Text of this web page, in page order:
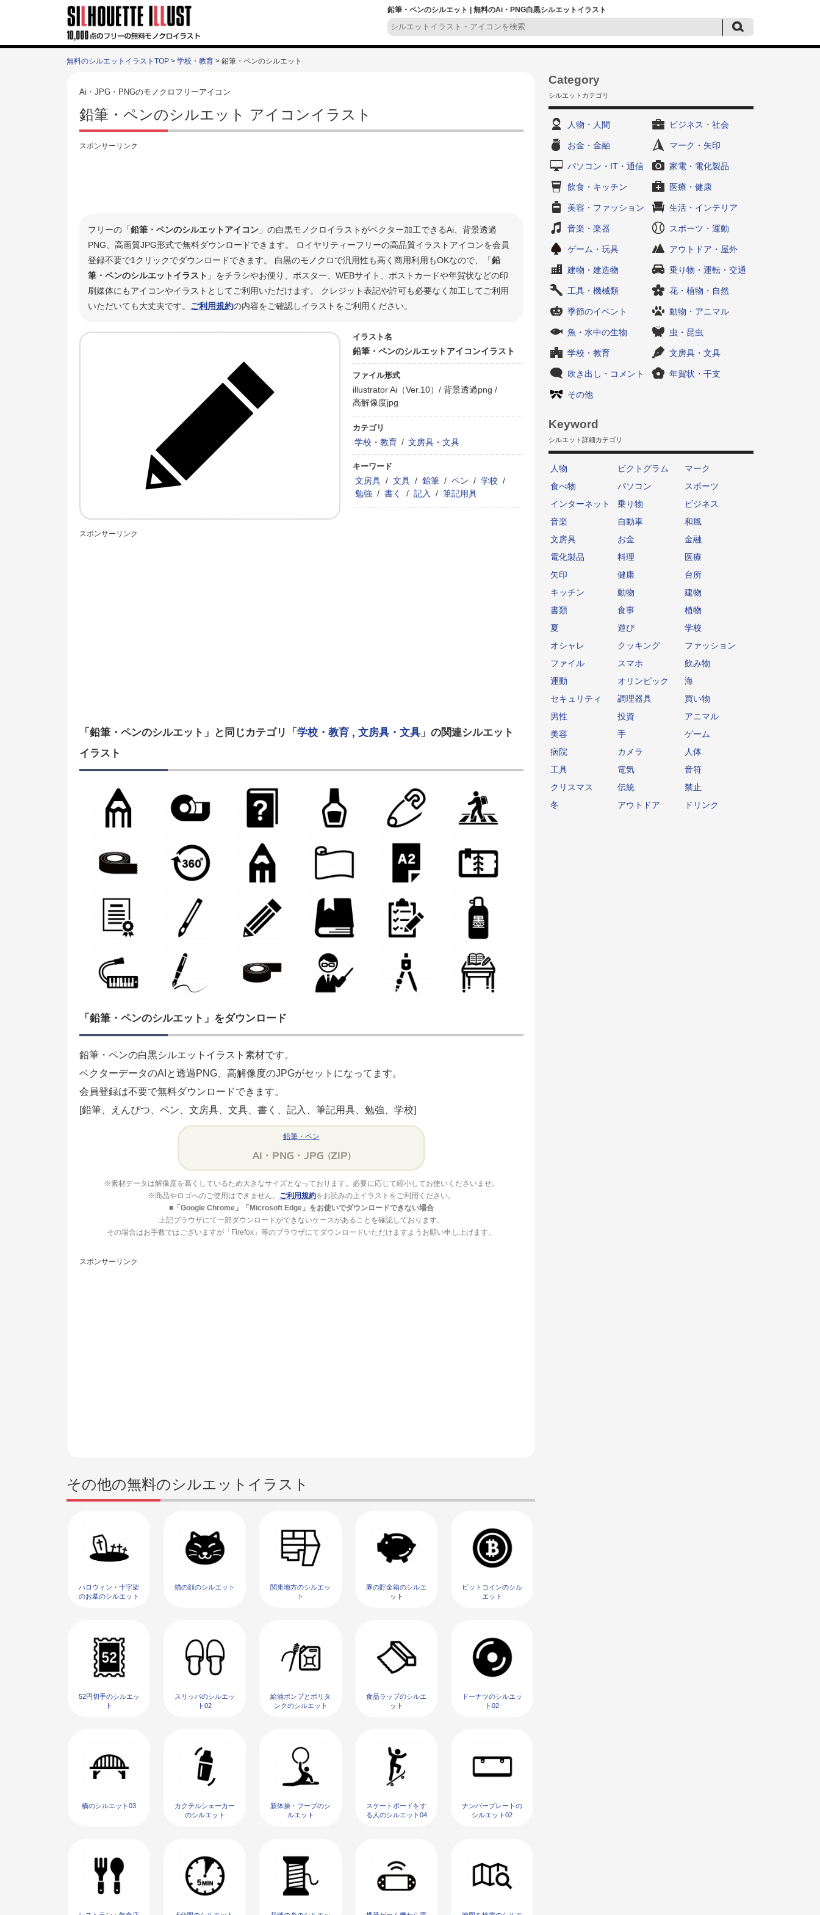
鉛筆・ペンのシルエット | 無料のAi・PNG白黒シルエットイラスト
無料のシルエットイラストTOP > 学校・教育 > 鉛筆・ペンのシルエット
Ai・JPG・PNGのモノクロフリーアイコン
鉛筆・ペンのシルエット アイコンイラスト
スポンサーリンク
フリーの「鉛筆・ペンのシルエットアイコン」の白黒モノクロイラストがベクター加工できるAi、背景透過
PNG、高画質JPG形式で無料ダウンロードできます。 ロイヤリティーフリーの高品質イラストアイコンを会員
登録不要で1クリックでダウンロードできます。 白黒のモノクロで汎用性も高く商用利用もOKなので、「鉛
筆・ペンのシルエットイラスト 」をチラシやお便り、ポスター、WEBサイト、ポストカードや年賀状などの印
刷媒体にもアイコンやイラストとしてご利用いただけます。 クレジット表記や許可も必要なく加工してご利用
いただいても大丈夫です。 ご利用規約の内容をご確認しイラストをご利用ください。
イラスト名
鉛筆・ペンのシルエットアイコンイラスト
ファイル形式
illustrator Ai（Ver.10）/ 背景透過png /
高解像度jpg
カテゴリ
学校・教育 / 文房具・文具
キーワード
文房具 / 文具 / 鉛筆 / ペン / 学校 /
勉強 / 書く / 記入 / 筆記用具
スポンサーリンク
「鉛筆・ペンのシルエット」と同じカテゴリ「 学校・教育, 文房具・文具」の関連シルエット
イラスト
「鉛筆・ペンのシルエット」をダウンロード
鉛筆・ペンの白黒シルエットイラスト素材です。
ベクターデータのAIと透過PNG、高解像度のJPGがセットになってます。
会員登録は不要で無料ダウンロードできます。
[鉛筆、えんぴつ、ペン、文房具、文具、書く、記入、筆記用具、勉強、学校]
鉛筆・ペン
※素材データは解像度を高くしているため大きなサイズとなっております。必要に応じて縮小してお使いくださいませ。
※商品やロゴへのご使用はできません。
ご利用規約をお読みの上イラストをご利用ください。
■「Google Chrome」「Microsoft Edge」をお使いでダウンロードできない場合
上記ブラウザにて一部ダウンロードができないケースがあることを確認しております。
その場合はお手数ではございますが「Firefox」等のブラウザにてダウンロードいただけますようお願い申し上げます。
スポンサーリンク
その他の無料のシルエットイラスト
ハロウィン・十字架
のお墓のシルエット
猫の顔のシルエット
関東地方のシルエッ
ト
豚の貯金箱のシルエ
ット
ビットコインのシル
エット
52円切手のシルエッ
ト
スリッパのシルエッ
ト02
給油ポンプとポリタ
ンクのシルエット
食品ラップのシルエ
ット
ドーナツのシルエッ
ト02
橋のシルエット03
カクテルシェーカー
のシルエット
新体操・フープのシ
ルエット
スケートボードをす
る人のシルエット04
ナンバープレートの
シルエット02
Category
シルエットカテゴリ
人物・人間 ビジネス・社会
お金・金融 マーク・矢印
パソコン・IT・通信 家電・電化製品
飲食・キッチン 医療・健康
美容・ファッション 生活・インテリア
音楽・楽器 スポーツ・運動
ゲーム・玩具 アウトドア・屋外
建物・建造物 乗り物・運転・交通
工具・機械類 花・植物・自然
季節のイベント 動物・アニマル
魚・水中の生物 虫・昆虫
学校・教育 文房具・文具
吹き出し・コメント 年賀状・干支
その他
Keyword
シルエット詳細カテゴリ
人物 ピクトグラム
マーク
食べ物
パソコン
スポーツ
インターネット
乗り物
ビジネス
音楽
自動車
和風
文房具
お金
金融
電化製品
料理
医療
矢印
健康
台所
キッチン
動物
建物
書類
食事
植物
夏
遊び
学校
オシャレ
クッキング
ファッション
ファイル
スマホ
飲み物
運動
オリンピック
海
セキュリティ
調理器具
買い物
男性
投資
アニマル
美容
手
ゲーム
病院
カメラ
人体
工具
電気
音符
クリスマス
伝統
禁止
冬
アウトドア ドリンク